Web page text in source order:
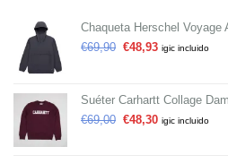
Chaqueta Herschel Voyage
€69,90 €48,93 igic incluido
Suéter Carhartt Collage
€69,00 €48,30 igic incluido